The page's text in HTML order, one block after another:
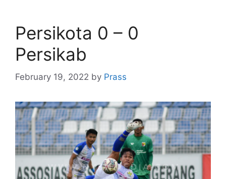
Persikota 0 – 0
Persikab
February 19, 2022 by Prass